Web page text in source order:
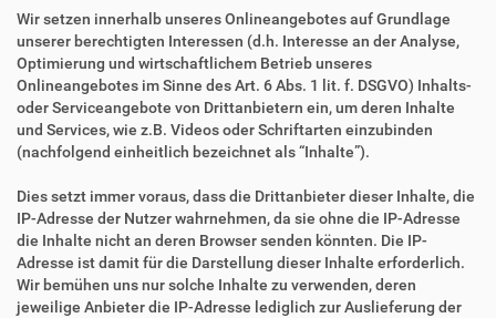
Wir setzen innerhalb unseres Onlineangebotes auf Grundlage
unserer berechtigten Interessen (d.h. Interesse an der Analyse,
Optimierung und wirtschaftlichem Betrieb unseres
Onlineangebotes im Sinne des Art. 6 Abs. 1 lit. f. DSGVO) Inhalts-
oder Serviceangebote von Drittanbietern ein, um deren Inhalte
und Services, wie z.B. Videos oder Schriftarten einzubinden
(nachfolgend einheitlich bezeichnet als “Inhalte”).
Dies setzt immer voraus, dass die Drittanbieter dieser Inhalte, die
IP-Adresse der Nutzer wahrnehmen, da sie ohne die IP-Adresse
die Inhalte nicht an deren Browser senden könnten. Die IP-
Adresse ist damit für die Darstellung dieser Inhalte erforderlich.
Wir bemühen uns nur solche Inhalte zu verwenden, deren
jeweilige Anbieter die IP-Adresse lediglich zur Auslieferung der